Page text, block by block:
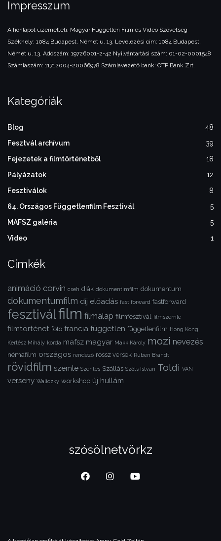
Impresszum
A honlapot üzemelteti: Magyar Független Film és Video Szövetség
Székhely: 1084 Budapest, Német u. 13. Levelezési cím: 1084 Budapest,
Német u. 13. Adószám: 19726001-2-42 Nyilvántartási szám: 01-02-0001548
Számlaszám: 11712004-20066978 Számlavezető bank: OTP Bank Zrt.
Kategóriák
Blog
48
Fesztvál archívum
39
Fejezetek a filmtörténetből
18
Pályázatok
12
Fesztiválok
8
64. Országos Függetlenfilm Fesztivál
5
MAFSZ galéria
5
Video
1
Címkék
animáció corvin cseh diák dokumentimfilm dokumentum
dokumentumfilm díj előadás fast forward fastforward
fesztiválfilm filmalap filmfesztivál filmszemle
filmtörténet foto francia független függetlenfilm Hong Kong
Kertész Mihály korda mafsz magyar Makk Károly mozi nevezés
némafilm országos rendező rossz versek Ruben Brandt
rövidfilm szemle Szentes Szállás Szőts István Toldi VAN
verseny Waliczky workshop új hullám
szósölnetvörkz